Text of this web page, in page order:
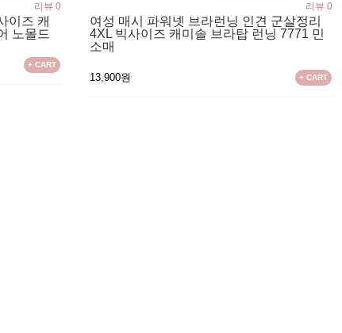
리뷰 0
이즈 캐
노몰드
+ CART
리뷰 0
여성 매시 파워넷 브라런닝 인견 군살정리
4XL 빅사이즈 캐미솔 브라탑 런닝 7771 민
소매
13,900원 + CART